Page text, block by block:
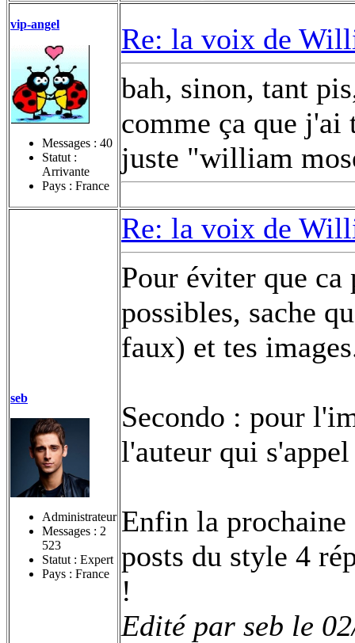
vip-angel
Messages : 40
Statut :
Arrivante
Pays : France
Re: la voix de
bah, sinon, tant
comme ça que
juste "william
seb
Administrateur
Messages : 2
523
Statut : Expert
Pays : France
Re: la voix de
Pour éviter que ca
possibles, sache
faux) et tes
Secondo : pour
l'auteur qui
Enfin la
posts du style 4
!
Edité par seb le